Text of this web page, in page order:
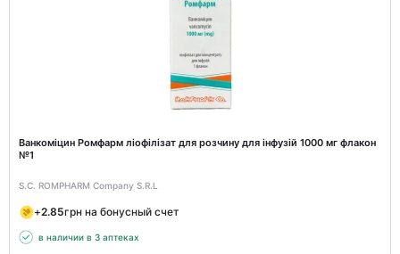
Ванкоміцин Ромфарм ліофілізат для розчину для інфузій 1000 мг флакон
№1
S.C. ROMPHARM Company S.R.L
+2.85грн на бонусный счет
в наличии в 3 аптеках